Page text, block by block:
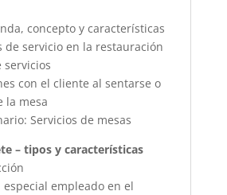
concepto y características
de servicio en la restauración
servicios
con el cliente al sentarse o
la mesa
Servicios de mesas
– tipos y características
empleado en el